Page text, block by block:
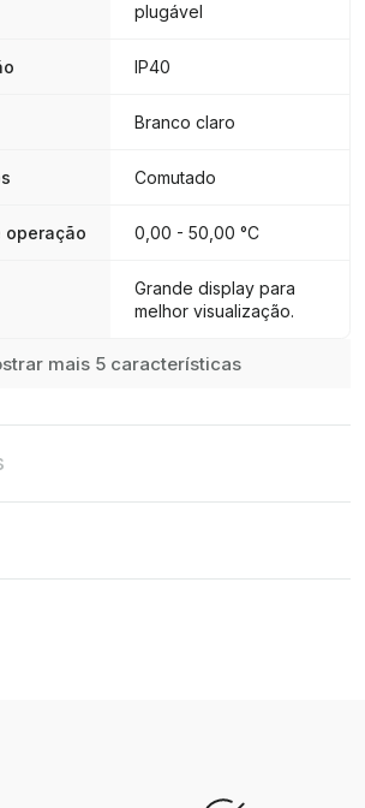
plugável
IP40
Branco claro
Comutado
operação 0,00 - 50,00 °C
Grande display para
melhor visualização.
mais 5 características